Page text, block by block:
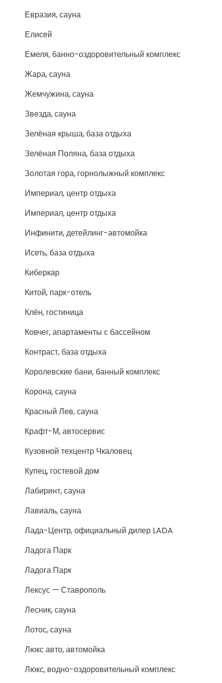
Евразия, сауна
Елисей
Емеля, банно-оздоровительный комплекс
Жара, сауна
Жемчужина, сауна
Звезда, сауна
Зелёная крыша, база отдыха
Зелёная Поляна, база отдыха
Золотая гора, горнолыжный комплекс
Империал, центр отдыха
Империал, центр отдыха
Инфинити, детейлинг-автомойка
Исеть, база отдыха
Киберкар
Китой, парк-отель
Клён, гостиница
Ковчег, апартаменты с бассейном
Контраст, база отдыха
Королевские бани, банный комплекс
Корона, сауна
Красный Лев, сауна
Крафт-М, автосервис
Кузовной техцентр Чкаловец
Купец, гостевой дом
Лабиринт, сауна
Лавиаль, сауна
Лада-Центр, официальный дилер LADA
Ладога Парк
Ладога Парк
Лексус — Ставрополь
Лесник, сауна
Лотос, сауна
Люкс авто, автомойка
Люкс, водно-оздоровительный комплекс